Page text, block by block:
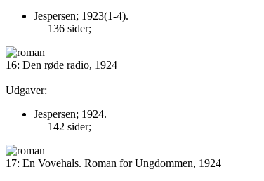
Jespersen; 1923(1-4).
136 sider;
16: Den røde radio, 1924
Udgaver:
Jespersen; 1924.
142 sider;
17: En Vovehals. Roman for Ungdommen, 1924